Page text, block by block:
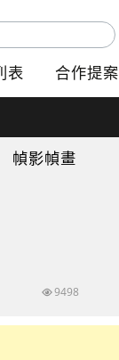
表 合作提案
幀影幀畫
9498